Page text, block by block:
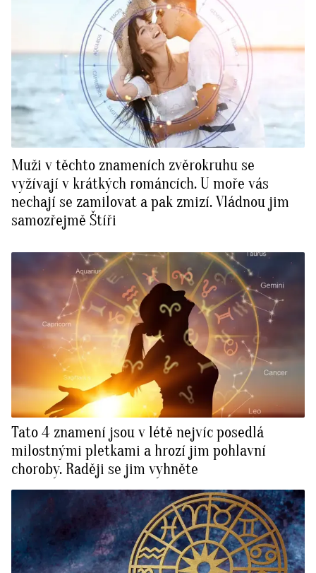
Muži v těchto znameních zvěrokruhu se
vyžívají v krátkých románcích. U moře vás
nechají se zamilovat a pak zmizí. Vládnou jim
samozřejmě Štíři
Tato 4 znamení jsou v létě nejvíc posedlá
milostnými pletkami a hrozí jim pohlavní
choroby. Raději se jim vyhněte